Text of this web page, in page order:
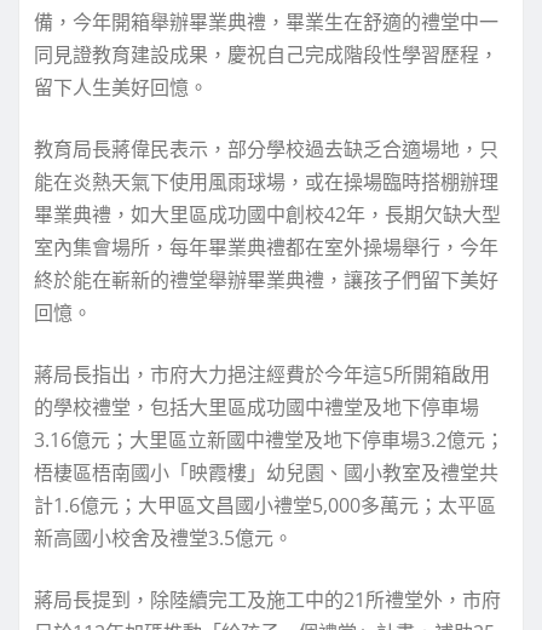
備，今年開箱舉辦畢業典禮，畢業生在舒適的禮堂中一
同見證教育建設成果，慶祝自己完成階段性學習歷程，
留下人生美好回憶。
教育局長蔣偉民表示，部分學校過去缺乏合適場地，只
能在炎熱天氣下使用風雨球場，或在操場臨時搭棚辦理
畢業典禮，如大里區成功國中創校42年，長期欠缺大型
室內集會場所，每年畢業典禮都在室外操場舉行，今年
終於能在嶄新的禮堂舉辦畢業典禮，讓孩子們留下美好
回憶。
蔣局長指出，市府大力挹注經費於今年這5所開箱啟用
的學校禮堂，包括大里區成功國中禮堂及地下停車場
3.16億元；大里區立新國中禮堂及地下停車場3.2億元；
梧棲區梧南國小「映霞樓」幼兒園、國小教室及禮堂共
計1.6億元；大甲區文昌國小禮堂5,000多萬元；太平區
新高國小校舍及禮堂3.5億元。
蔣局長提到，除陸續完工及施工中的21所禮堂外，市府